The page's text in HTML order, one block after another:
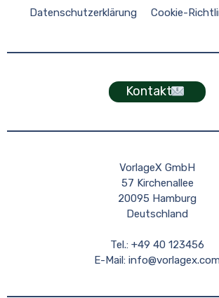
Datenschutzerklärung
Cookie-
Kontakt
VorlageX GmbH
57 Kirchenallee
20095 Hamburg
Deutschland
Tel.: +49 40 123456
E-Mail: info@vorlagex.com